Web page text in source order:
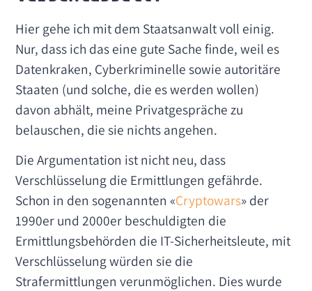
Hier gehe ich mit dem Staatsanwalt voll einig.
Nur, dass ich das eine gute Sache finde, weil es
Datenkraken, Cyberkriminelle sowie autoritäre
Staaten (und solche, die es werden wollen)
davon abhält, meine Privatgespräche zu
belauschen, die sie nichts angehen.
Die Argumentation ist nicht neu, dass
Verschlüsselung die Ermittlungen gefährde.
Schon in den sogenannten «Cryptowars» der
1990er und 2000er beschuldigten die
Ermittlungsbehörden die IT-Sicherheitsleute, mit
Verschlüsselung würden sie die
Strafermittlungen verunmöglichen. Dies wurde